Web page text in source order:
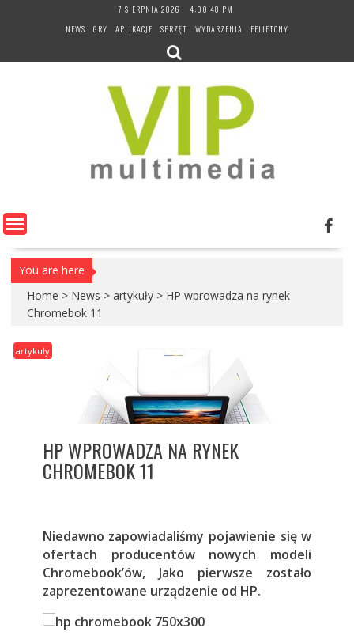
7 SIERPNIA 2026
4:00:49 PM
NEWS
GRY APLIKACJE SPRZĘT WYDARZENIA FELIETONY
You are here
Home > News > artykuły > HP wprowadza na rynek
Chromebok 11
artykuły
HP WPROWADZA NA RYNEK
CHROMEBOK 11
Niedawno zapowiadaliśmy pojawienie się w
ofertach producentów nowych modeli
Chromebook’ów, Jako pierwsze zostało
zaprezentowane urządzenie od HP.